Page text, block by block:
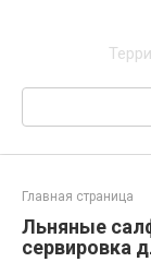
Поиск:
Главная страница
Льняные
сервировка